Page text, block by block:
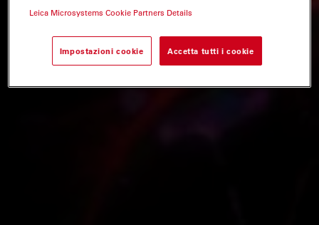
Leica Microsystems Cookie Partners Details
Impostazioni cookie Accetta tutti i cookie